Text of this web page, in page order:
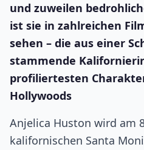
und zuweilen
ist sie in zahlreichen
sehen – die aus einer
stammende
profiliertesten
Hollywoods
Anjelica Huston wird am
kalifornischen Santa